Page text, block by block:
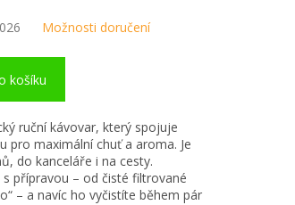
Možnosti doručení
košíku
ruční kávovar, který spojuje
pro maximální chuť a aroma. Je
do kanceláře i na cesty.
přípravou – od čisté filtrované
– a navíc ho vyčistíte během pár